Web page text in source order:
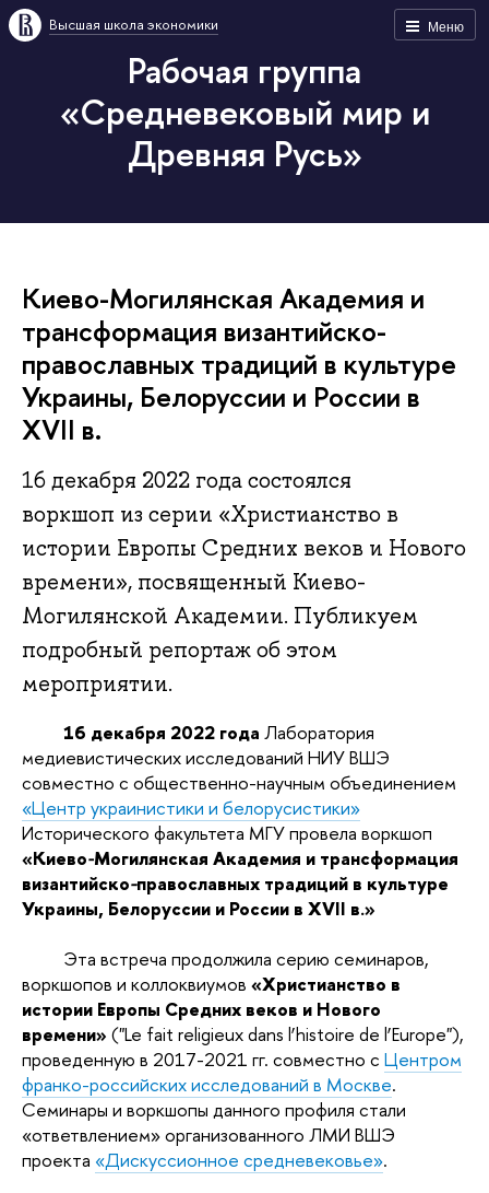
Меню
Высшая школа экономики
Рабочая группа
«Средневековый мир и
Древняя Русь»
Киево-Могилянская Академия и
трансформация византийско-
православных традиций в культуре
Украины, Белоруссии и России в
XVII в.
16 декабря 2022 года состоялся
воркшоп из серии «Христианство в
истории Европы Средних веков и Нового
времени», посвященный Киево-
Могилянской Академии. Публикуем
подробный репортаж об этом
мероприятии.
16 декабря 2022 года Лаборатория
медиевистических исследований НИУ ВШЭ
совместно с общественно-научным объединением
«Центр украинистики и белорусистики»
Исторического факультета МГУ провела воркшоп
«Киево-Могилянская Академия и трансформация
византийско-православных традиций в культуре
Украины, Белоруссии и России в XVII в.»
Эта встреча продолжила серию семинаров,
воркшопов и коллоквиумов «Христианство в
истории Европы Средних веков и Нового
времени» ("Le fait religieux dans l’histoire de l’Europe"),
проведенную в 2017-2021 гг. совместно с Центром
франко-российских исследований в Москве.
Семинары и воркшопы данного профиля стали
«ответвлением» организованного ЛМИ ВШЭ
проекта «Дискуссионное средневековье».